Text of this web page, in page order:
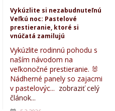
Vykúzlite si nezabudnuteľnú
Veľkú noc: Pastelové
prestieranie, ktoré si
vnúčatá zamilujú
Vykúzlite rodinnú pohodu s
naším návodom na
veľkonočné prestieranie. 🐰
Nádherné panely so zajacmi
v pastelovýc... zobraziť celý
článok...